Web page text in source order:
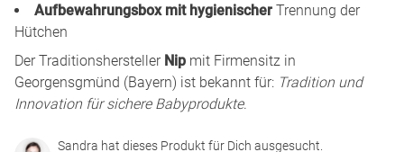
Aufbewahrungsbox mit hygienischer Trennung der
Hütchen
Der Traditionshersteller Nip mit Firmensitz in
Georgensgmünd (Bayern) ist bekannt für: Tradition und
Innovation für sichere Babyprodukte.
Sandra hat dieses Produkt für Dich ausgesucht.